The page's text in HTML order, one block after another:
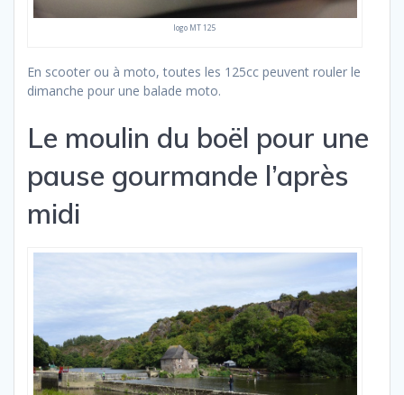
logo MT 125
En scooter ou à moto, toutes les 125cc peuvent rouler le
dimanche pour une balade moto.
Le moulin du boël pour une
pause gourmande l’après
midi